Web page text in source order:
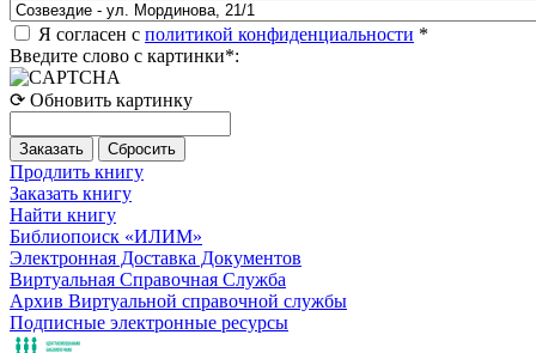
Я согласен с политикой конфиденциальности *
Введите слово с картинки*:
⟳ Обновить картинку
Продлить книгу
Заказать книгу
Найти книгу
Библиопоиск «ИЛИМ»
Электронная Доставка Документов
Виртуальная Справочная Служба
Архив Виртуальной справочной службы
Подписные электронные ресурсы